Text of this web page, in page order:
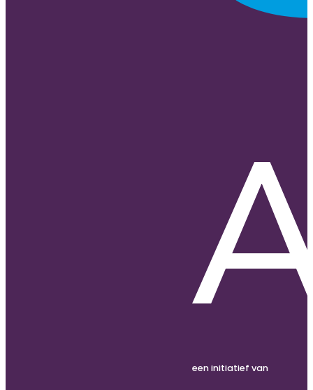
een initiatief van